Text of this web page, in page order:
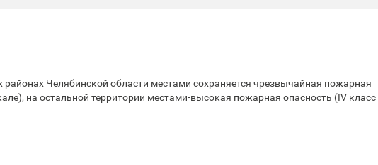
Челябинской области местами сохраняется чрезвычайная пожарная
на остальной территории местами-высокая пожарная опасность (IV класс